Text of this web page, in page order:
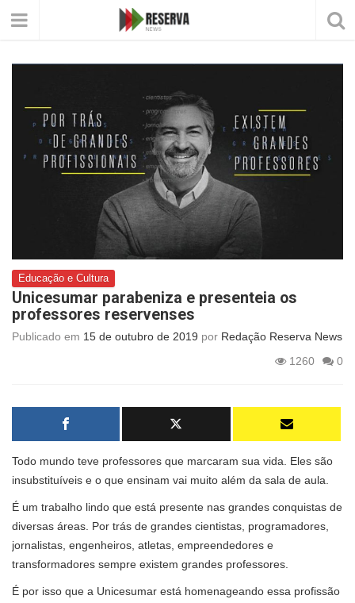
Educação e Cultura
Unicesumar parabeniza e presenteia os
professores reservenses
Publicado em 15 de outubro de 2019 por Redação Reserva News
1260
0
Todo mundo teve professores que marcaram sua vida. Eles são
insubstituíveis e o que ensinam vai muito além da sala de aula.
É um trabalho lindo que está presente nas grandes conquistas de
diversas áreas. Por trás de grandes cientistas, programadores,
jornalistas, engenheiros, atletas, empreendedores e
transformadores sempre existem grandes professores.
É por isso que a Unicesumar está homenageando essa profissão